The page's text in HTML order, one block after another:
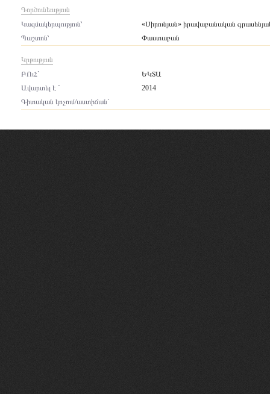
Գործունեություն
Կազմակերպություն՝
«Սիրունյան» իրավաբանական
Պաշտոն՝
Փաստաբան
Կրթություն
ԲՈւՀ`
ԵԿՏԱ
Ավարտել է `
2014
Գիտական կոչում/աստիճան`